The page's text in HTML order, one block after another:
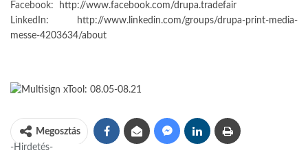
Facebook:
http://www.facebook.com/drupa.tradefair
LinkedIn:
http://www.linkedin.com/groups/drupa-print-media-
messe-4203634/about
Megosztás
-Hirdetés-